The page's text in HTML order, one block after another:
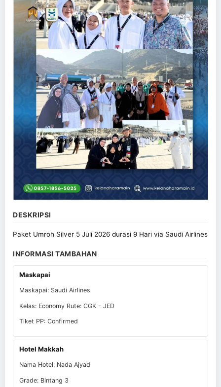
DESKRIPSI
Paket Umroh Silver 5 Juli 2026 durasi 9 Hari via Saudi Airlines
INFORMASI TAMBAHAN
Maskapai
Maskapai: Saudi Airlines
Kelas: Economy Rute: CGK - JED
Tiket PP: Confirmed
Hotel Makkah
Nama Hotel: Nada Ajyad
Grade: Bintang 3